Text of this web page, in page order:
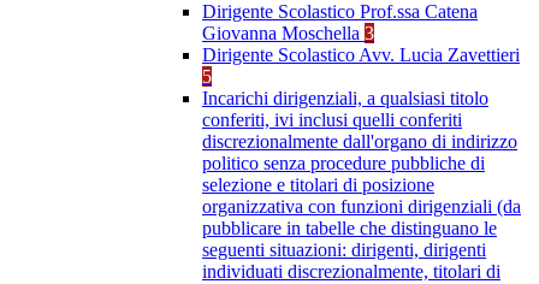
Dirigente Scolastico Prof.ssa Catena
Giovanna Moschella 3
Dirigente Scolastico Avv. Lucia Zavettieri
5
Incarichi dirigenziali, a qualsiasi titolo
conferiti, ivi inclusi quelli conferiti
discrezionalmente dall'organo di indirizzo
politico senza procedure pubbliche di
selezione e titolari di posizione
organizzativa con funzioni dirigenziali (da
pubblicare in tabelle che distinguano le
seguenti situazioni: dirigenti, dirigenti
individuati discrezionalmente, titolari di